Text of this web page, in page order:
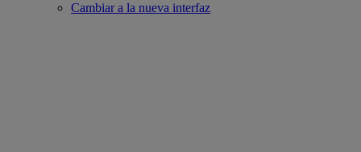
Cambiar a la nueva interfaz